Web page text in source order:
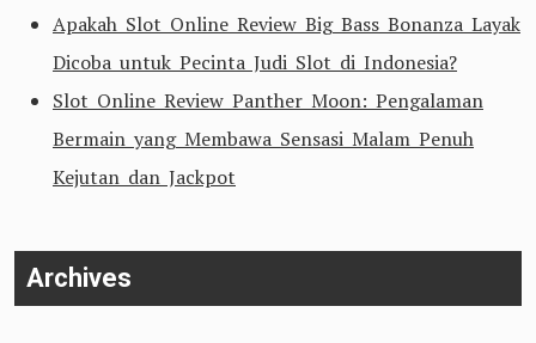
Apakah Slot Online Review Big Bass Bonanza Layak
Dicoba untuk Pecinta Judi Slot di Indonesia?
Slot Online Review Panther Moon: Pengalaman
Bermain yang Membawa Sensasi Malam Penuh
Kejutan dan Jackpot
Archives